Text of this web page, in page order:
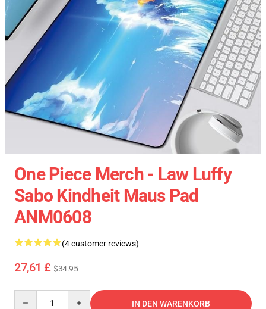
One Piece Merch - Law Luffy
Sabo Kindheit Maus Pad
ANM0608
(4 customer reviews)
27,61 £ $34.95
IN DEN WARENKORB